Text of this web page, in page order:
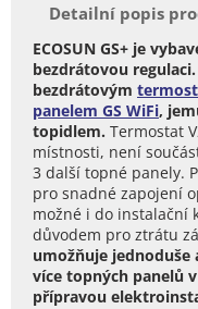
Detailní popis
ECOSUN GS+ je
bezdrátovou
bezdrátovým
panelem GS WiFi,
topidlem. Termostat
místnosti, není
3 další topné panely.
pro snadné zapojení
možné i do instalační
důvodem pro ztrátu
umožňuje jednoduše
více topných panelů
přípravou